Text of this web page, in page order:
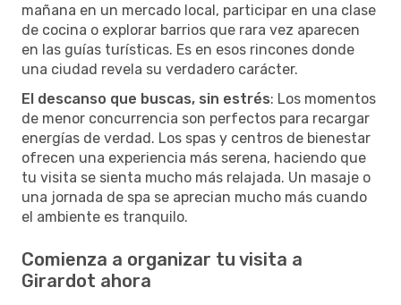
mañana en un mercado local, participar en una clase
de cocina o explorar barrios que rara vez aparecen
en las guías turísticas. Es en esos rincones donde
una ciudad revela su verdadero carácter.
El descanso que buscas, sin estrés: Los momentos
de menor concurrencia son perfectos para recargar
energías de verdad. Los spas y centros de bienestar
ofrecen una experiencia más serena, haciendo que
tu visita se sienta mucho más relajada. Un masaje o
una jornada de spa se aprecian mucho más cuando
el ambiente es tranquilo.
Comienza a organizar tu visita a
Girardot ahora